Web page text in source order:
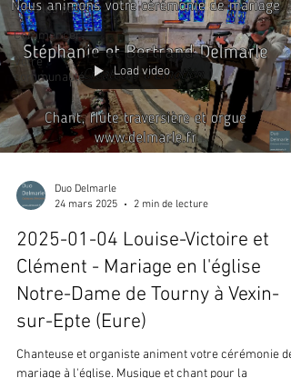
Tous les posts
Commencer
Votre
communauté
Load video
Duo Delmarle
24 mars 2025
2 min de lecture
2025-01-04 Louise-Victoire et
Clément - Mariage en l'église
Notre-Dame de Tourny à Vexin-
sur-Epte (Eure)
Chanteuse et organiste animent votre cérémonie de
mariage à l'église. Musique et chant pour la